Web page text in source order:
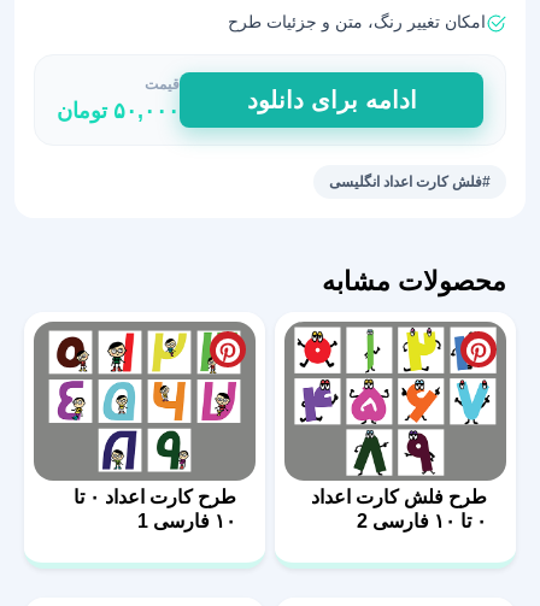
امکان تغییر رنگ، متن و جزئیات طرح
طرح
کارت
اعداد
1
51
عدد
ادامه برای دانلود
قیمت
۵۰,۰۰۰ تومان
#فلش کارت اعداد انگلیسی
محصولات مشابه
طرح فلش کارت اعداد
۰ تا ۱۰ فارسی 2
طرح کارت اعداد ۰ تا
۱۰ فارسی 1